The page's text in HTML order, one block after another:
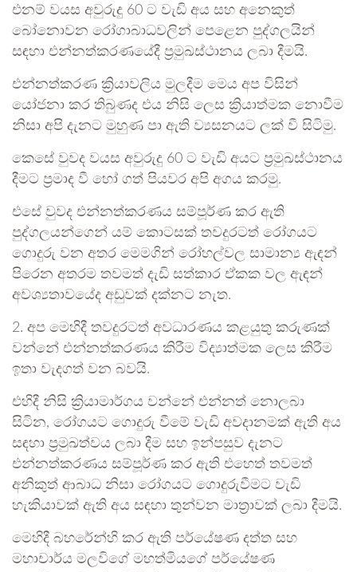
එනම් වයස අවුරුදු 60 ට වැඩි අය සහ අනෙකුත්
බෝනොවන රෝගාබාධවලින් පෙළෙන පුද්ගලයින්
සඳහා එන්නත්කරණයේදී ප්‍රමුඛස්ථානය ලබා දීමයි.
එන්නත්කරණ ක්‍රියාවලිය මුලදීම මෙය අප විසින්
යෝජනා කර තිබුණද එය නිසි ලෙස ක්‍රියාත්මක නොවීම
නිසා අපි දැනට මුහුණ පා ඇති ව්‍යසනයට ලක් වී සිටිමු.
කෙසේ වුවද වයස අවුරුදු 60 ට වැඩි අයට ප්‍රමුඛස්ථානය
දීමට ප්‍රමාද වී හෝ ගත් පියවර අපි අගය කරමු.
එසේ වුවද එන්නත්කරණය සම්පූර්ණ කර ඇති
පුද්ගලයන්ගෙන් යම් කොටසක් තවදුරටත් රෝගයට
ගොදුරු වන අතර මෙමගින් රෝහල්වල සාමාන්‍ය ඇඳන්
පිරෙන අතරම තවමත් දැඩි සත්කාර ඒකක වල ඇඳන්
අවශ්‍යතාවයේද අඩුවක් දක්නට නැත.
2. අප මෙහිදී තවදුරටත් අවධාරණය කළයුතු කරුණක්
වන්නේ එන්නත්කරණය කිරීම විද්‍යාත්මක ලෙස කිරීම
ඉතා වැදගත් වන බවයි.
එහිදී නිසි ක්‍රියාමාර්ගය වන්නේ එන්නත් නොලබා
සිටින, රෝගයට ගොදුරු වීමේ වැඩි අවදානමක් ඇති අය
සඳහා ප්‍රමුඛත්වය ලබා දීම සහ ඉන්පසුව දැනට
එන්නත්කරණය සම්පූර්ණ කර ඇති එහෙත් තවමත්
අනිකුත් ආබාධ නිසා රෝගයට ගොදුරුවීමට වැඩි
හැකියාවක් ඇති අය සඳහා තුන්වන මාත්‍රාවක් ලබා දීමයි.
මෙහිදී බහරේන්හි කර ඇති පර්යේෂණ දත්ත සහ
මහාචාර්ය මලවිගේ මහත්මියගේ පර්යේෂණ